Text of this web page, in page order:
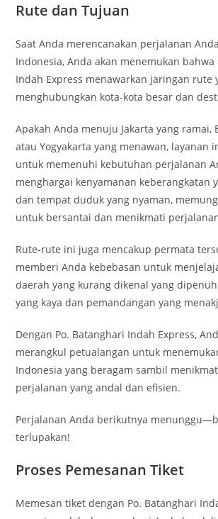
Rute dan Tujuan
Saat Anda merencanakan perjalanan
Indonesia, Anda akan menemukan bahwa
Indah Express menawarkan jaringan rute
menghubungkan kota-kota besar dan
Apakah Anda menuju Jakarta yang ramai,
atau Yogyakarta yang menawan, layanan
untuk memenuhi kebutuhan perjalanan
menghargai kenyamanan keberangkatan
dan tempat duduk yang nyaman,
untuk bersantai dan menikmati
Rute-rute ini juga mencakup permata
memberi Anda kebebasan untuk
daerah yang kurang dikenal yang
yang kaya dan pemandangan yang
Dengan Po. Batanghari Indah Express,
merangkul petualangan untuk
Indonesia yang beragam sambil
perjalanan yang andal dan efisien.
Perjalanan Anda berikutnya
terlupakan!
Proses Pemesanan Tiket
Memesan tiket dengan Po. Batanghari